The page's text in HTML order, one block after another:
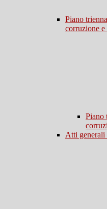
Piano
corruzione e
Piano
Atti generali